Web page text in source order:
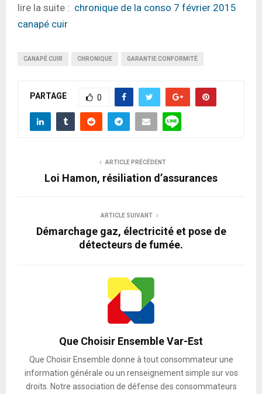
lire la suite : chronique de la conso 7 février 2015
canapé cuir
CANAPÉ CUIR CHRONIQUE GARANTIE CONFORMITÉ
PARTAGE 0
ARTICLE PRÉCÉDENT
Loi Hamon, résiliation d’assurances
ARTICLE SUIVANT
Démarchage gaz, électricité et pose de
détecteurs de fumée.
Que Choisir Ensemble Var-Est
Que Choisir Ensemble donne à tout consommateur une
information générale ou un renseignement simple sur vos
droits. Notre association de défense des consommateurs